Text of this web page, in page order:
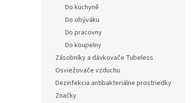
Do kuchyně
Do obýváku
Do pracovny
Do koupelny
Zásobníky a dávkovače Tubeless
Osviežovače vzduchu
Dezinfekcia antibakteriálne prostriedky
Značky